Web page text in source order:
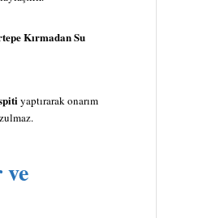
Kırmadan Su
yaptırarak onarım